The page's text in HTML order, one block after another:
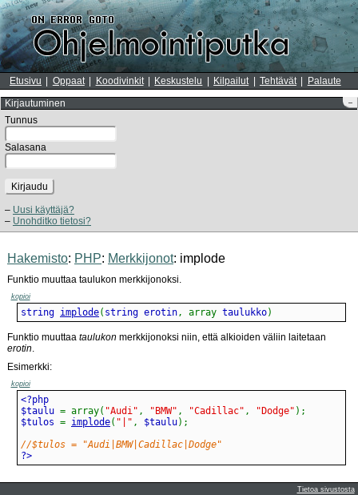
Etusivu Oppaat Koodivinkit Keskustelu Kilpailut Tehtävät Palaute
–
Kirjautuminen
Tunnus
Salasana
Kirjaudu
Uusi käyttäjä?
Unohditko tietosi?
Hakemisto: PHP: Merkkijonot: implode
Funktio muuttaa taulukon merkkijonoksi.
kopioi
string implode( string erotin, array taulukko)
Funktio muuttaa taulukon merkkijonoksi niin, että alkioiden väliin laitetaan
erotin.
Esimerkki:
kopioi
$taulu = array( "Audi" , "BMW" , "Cadillac" , "Dodge" ) ;
$tulos = implode( "|" , $taulu) ;
//$tulos = "Audi|BMW|Cadillac|Dodge"
?>
Tietoa sivustosta